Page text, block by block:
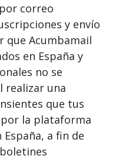
correo
y envío
que Acumbamail
en España y
no se
realizar una
que tus
por la plataforma
a fin de